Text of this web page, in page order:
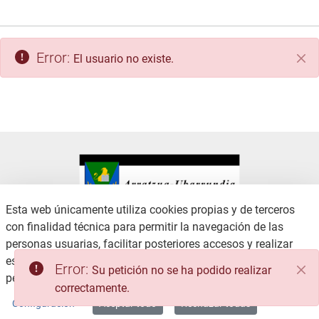
Error: El usuario no existe.
CONTACTO
AVISO LEGAL
POLÍTICA DE COOKIES
ACCESIBILIDAD
Copyright © 2026 / Excmo. arratzua | Todos los derechos reservados.
Esta web únicamente utiliza cookies propias y de terceros
con finalidad técnica para permitir la navegación de las
personas usuarias, facilitar posteriores accesos y realizar
estadísticas de uso, no recabando ni cediendo datos
personales. Consulte la Política de privacidad
Configuración
Error: Su petición no se ha podido realizar
correctamente.